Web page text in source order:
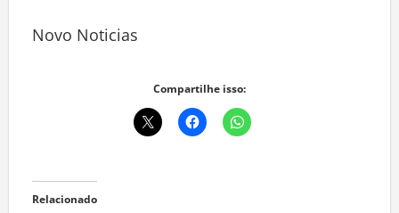
Novo Noticias
Compartilhe isso:
Relacionado